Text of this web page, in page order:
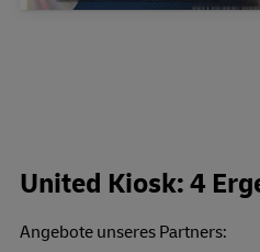
United Kiosk: 4
Angebote unseres Partners: